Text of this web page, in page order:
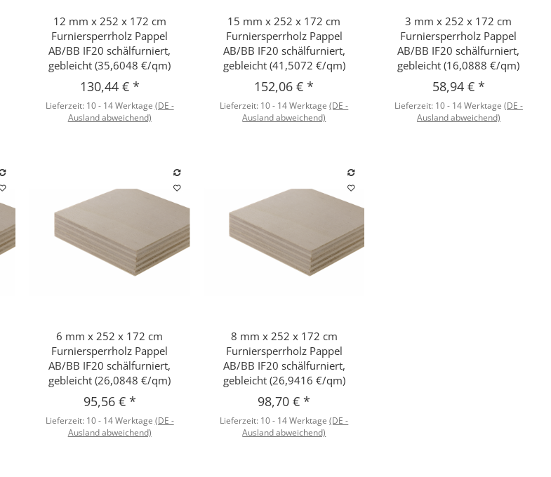
Schnellkauf
12 mm x 252 x 172 cm
Furniersperrholz Pappel
AB/BB IF20 schälfurniert,
gebleicht (35,6048 €/qm)
130,44 € *
Lieferzeit: 10 - 14 Werktage (DE -
Ausland abweichend)
Schnellkauf
15 mm x 252 x 172 cm
Furniersperrholz Pappel
AB/BB IF20 schälfurniert,
gebleicht (41,5072 €/qm)
152,06 €*
Lieferzeit: 10 - 14 Werktage(DE -
Ausland abweichend)
Schnellkauf
3 mm x 252 x 172 cm
Furniersperrholz Pappel
AB/BB IF20 schälfurniert,
gebleicht (16,0888 €/qm)
58,94 € *
Lieferzeit: 10 - 14 Werktage (DE -
Ausland abweichend)
Schnellkauf
6 mm x 252 x 172 cm
Furniersperrholz Pappel
AB/BB IF20 schälfurniert,
gebleicht (26,0848 €/qm)
95,56 € *
Lieferzeit: 10 - 14 Werktage (DE -
Ausland abweichend)
Schnellkauf
8 mm x 252 x 172 cm
Furniersperrholz Pappel
AB/BB IF20 schälfurniert,
gebleicht (26,9416 €/qm)
98,70 €*
Lieferzeit: 10 - 14 Werktage(DE -
Ausland abweichend)